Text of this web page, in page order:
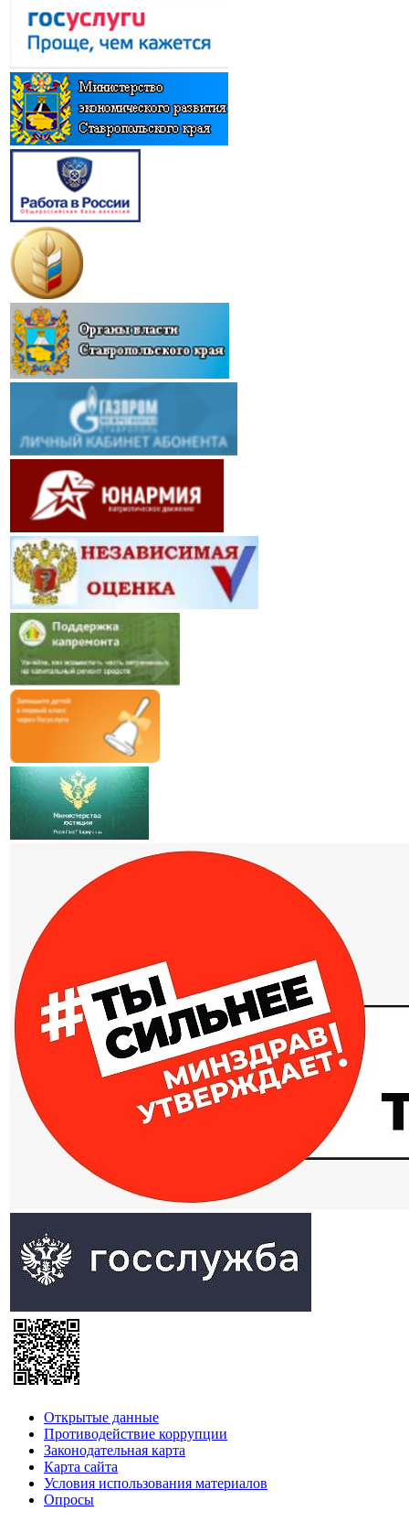
Открытые данные
Противодействие коррупции
Законодательная карта
Карта сайта
Условия использования материалов
Опросы